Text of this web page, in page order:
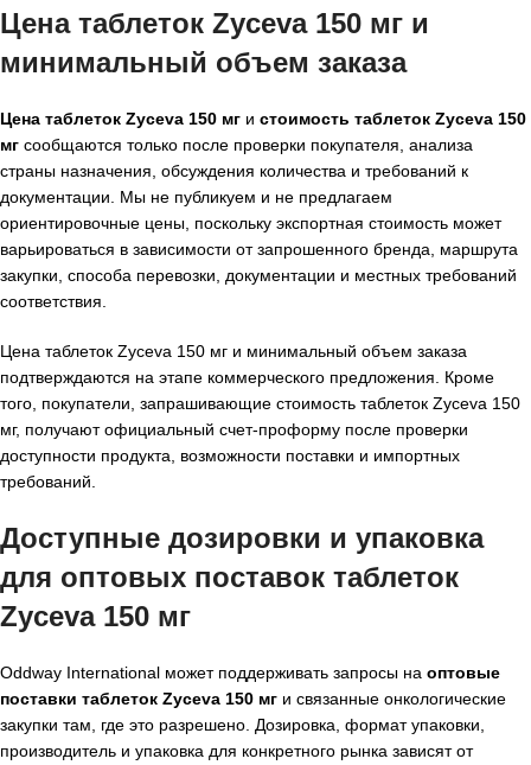
Цена таблеток Zyceva 150 мг и
минимальный объем заказа
Цена таблеток Zyceva 150 мг и стоимость таблеток Zyceva 150
мг сообщаются только после проверки покупателя, анализа
страны назначения, обсуждения количества и требований к
документации. Мы не публикуем и не предлагаем
ориентировочные цены, поскольку экспортная стоимость может
варьироваться в зависимости от запрошенного бренда, маршрута
закупки, способа перевозки, документации и местных требований
соответствия.
Цена таблеток Zyceva 150 мг и минимальный объем заказа
подтверждаются на этапе коммерческого предложения. Кроме
того, покупатели, запрашивающие стоимость таблеток Zyceva 150
мг, получают официальный счет-проформу после проверки
доступности продукта, возможности поставки и импортных
требований.
Доступные дозировки и упаковка
для оптовых поставок таблеток
Zyceva 150 мг
Oddway International может поддерживать запросы на оптовые
поставки таблеток Zyceva 150 мг и связанные онкологические
закупки там, где это разрешено. Дозировка, формат упаковки,
производитель и упаковка для конкретного рынка зависят от